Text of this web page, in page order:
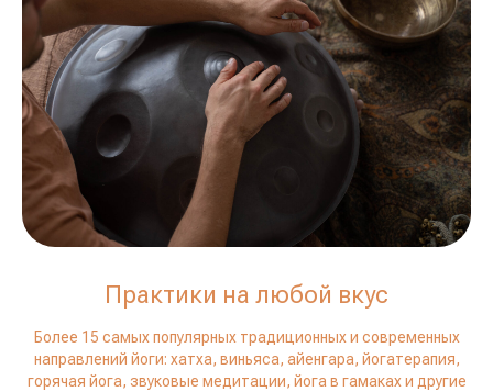
Практики на любой вкус
Более 15 самых популярных традиционных и современных
направлений йоги: хатха, виньяса, айенгара, йогатерапия,
горячая йога, звуковые медитации, йога в гамаках и другие